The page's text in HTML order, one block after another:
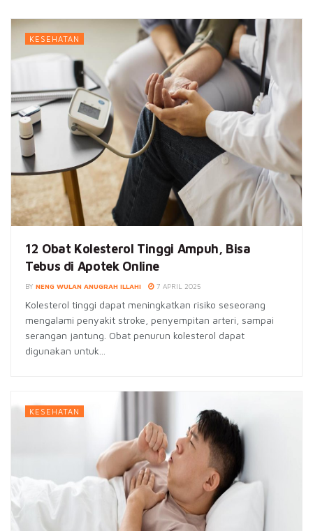
KESEHATAN
12 Obat Kolesterol Tinggi Ampuh, Bisa
Tebus di Apotek Online
BY NENG WULAN ANUGRAH ILLAHI 7 APRIL 2025
Kolesterol tinggi dapat meningkatkan risiko seseorang
mengalami penyakit stroke, penyempitan arteri, sampai
serangan jantung. Obat penurun kolesterol dapat
digunakan untuk...
KESEHATAN